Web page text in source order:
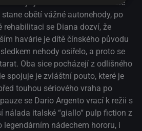
je jednou z nich. Při zoufalé
obětí vážné autonehody, po
rehabilitaci se Diana dozví, že
havárie je dítě čínského původu
nehody osiřelo, a proto se
Oba sice pocházejí z odlišného
spojuje je zvláštní pouto, které je
touhou sériového vraha po
se Dario Argento vrací k režii s
nálada italské “giallo“ pulp fiction z
legendárním nádechem hororu, i